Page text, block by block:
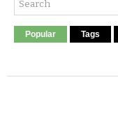
Popular Tags